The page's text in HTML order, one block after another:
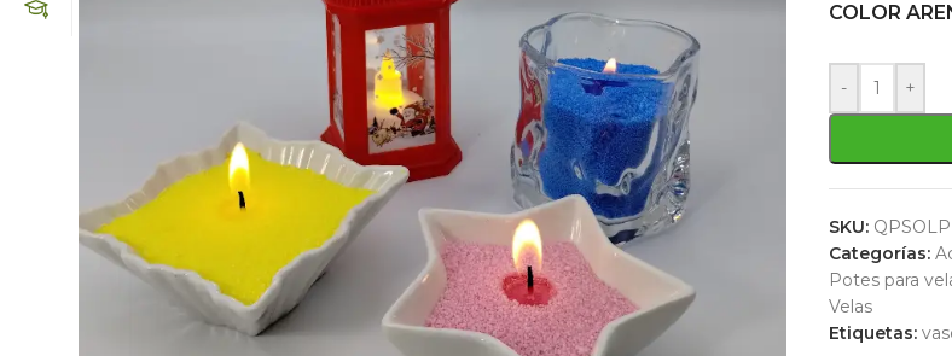
COLOR
- +
SKU:
Categorías:
Potes para
Velas
Etiquetas: